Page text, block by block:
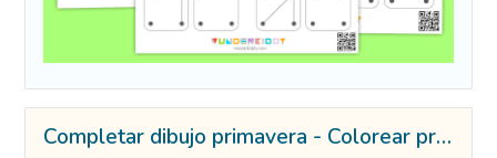
Completar dibujo primavera - Colorear primavera ejemplo